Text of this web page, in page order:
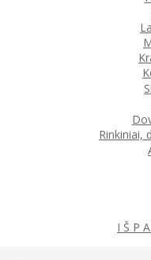
Rinkiniai,
I Š P